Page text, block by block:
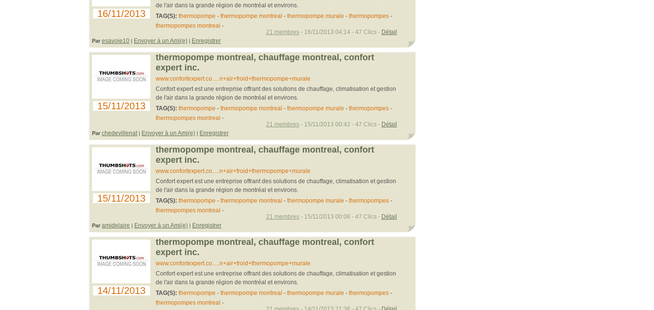
16/11/2013
de l'air dans la grande région de montréal et environs.
TAG(S): thermopompe - thermopompe montreal - thermopompe murale - thermopompes-
thermopompes montreal -
Par esavoie10 | Envoyer à un Ami(e) | Enregistrer
21 membres- 16/11/2013 04:14 - 47 Clics - Détail
15/11/2013
thermopompe montreal, chauffage montreal, confort
expert inc.
www.confortexpert.co.....n+air+froid+thermopompe+murale
Confort expert est une entreprise offrant des solutions de chauffage, climatisation et gestion
de l'air dans la grande région de montréal et environs.
TAG(S): thermopompe - thermopompe montreal - thermopompe murale - thermopompes-
thermopompes montreal -
Par chedevillenat | Envoyer à un Ami(e) | Enregistrer
21 membres- 15/11/2013 00:42 - 47 Clics - Détail
15/11/2013
thermopompe montreal, chauffage montreal, confort
expert inc.
www.confortexpert.co.....n+air+froid+thermopompe+murale
Confort expert est une entreprise offrant des solutions de chauffage, climatisation et gestion
de l'air dans la grande région de montréal et environs.
TAG(S): thermopompe - thermopompe montreal - thermopompe murale - thermopompes-
thermopompes montreal -
Par amidelaire | Envoyer à un Ami(e) | Enregistrer
21 membres- 15/11/2013 00:06 - 47 Clics - Détail
14/11/2013
thermopompe montreal, chauffage montreal, confort
expert inc.
www.confortexpert.co.....n+air+froid+thermopompe+murale
Confort expert est une entreprise offrant des solutions de chauffage, climatisation et gestion
de l'air dans la grande région de montréal et environs.
TAG(S): thermopompe - thermopompe montreal - thermopompe murale - thermopompes-
thermopompes montreal -